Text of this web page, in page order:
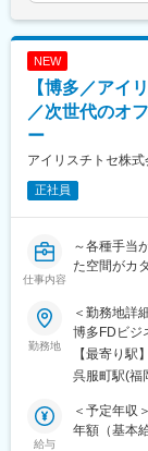
・育児・介
（例：お子
オフィス／
こと
・新しい働
■アイリス
コロナ禍に
を中心に、
ピード感を
社です。変
仲間を募集
■当社グル
アイリスオ
品などを企
NEW
【博多／アイ
／次世代のオ
ー
アイリスチトセ株式
正社員
仕事内容
～各種手当
た空間がカ
■業務概要：
オフィス・
おいて、空
■業務詳細：
次世代のオ
・ご要望に
勤務地
＜勤務地詳
博多FDビジ
囲：会社の
【最寄り駅】
呉服町駅(福
給与
＜予定年収
年額（基本